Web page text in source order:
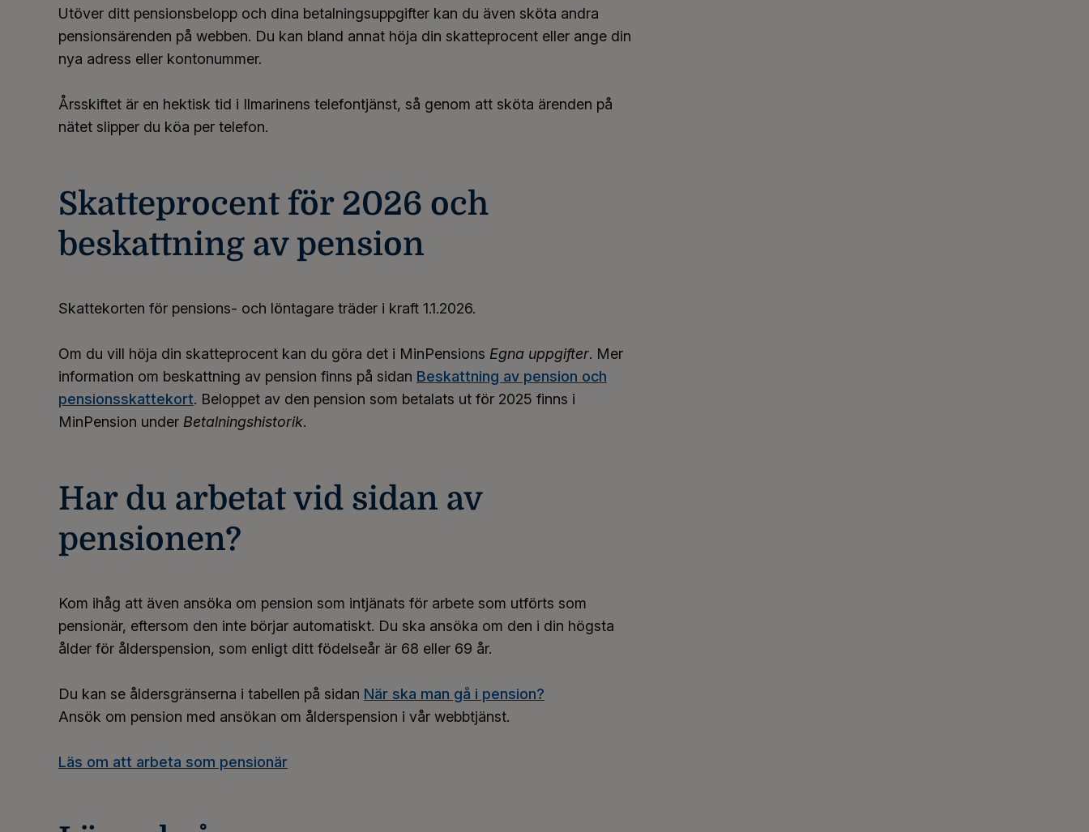
Utöver ditt pensionsbelopp och dina betalningsuppgifter kan du även sköta andra
pensionsärenden på webben. Du kan bland annat höja din skatteprocent eller ange din
nya adress eller kontonummer.
Årsskiftet är en hektisk tid i Ilmarinens telefontjänst, så genom att sköta ärenden på
nätet slipper du köa per telefon.
Skatteprocent för 2026 och
beskattning av pension
Skattekorten för pensions- och löntagare träder i kraft 1.1.2026.
Om du vill höja din skatteprocent kan du göra det i MinPensions Egna uppgifter. Mer
information om beskattning av pension finns på sidan Beskattning av pension och
pensionsskattekort. Beloppet av den pension som betalats ut för 2025 finns i
MinPension under Betalningshistorik.
Har du arbetat vid sidan av
pensionen?
Kom ihåg att även ansöka om pension som intjänats för arbete som utförts som
pensionär, eftersom den inte börjar automatiskt. Du ska ansöka om den i din högsta
ålder för ålderspension, som enligt ditt födelseår är 68 eller 69 år.
Du kan se åldersgränserna i tabellen på sidan När ska man gå i pension?
Ansök om pension med ansökan om ålderspension i vår webbtjänst.
Läs om att arbeta som pensionär